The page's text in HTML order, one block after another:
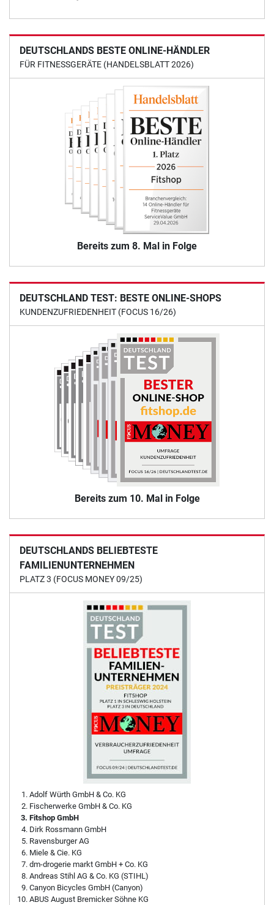
DEUTSCHLANDS BESTE ONLINE-HÄNDLER
FÜR FITNESSGERÄTE (HANDELSBLATT 2026)
Bereits zum 8. Mal in Folge
DEUTSCHLAND TEST: BESTE ONLINE-SHOPS
KUNDENZUFRIEDENHEIT (FOCUS 16/26)
Bereits zum 10. Mal in Folge
DEUTSCHLANDS BELIEBTESTE
FAMILIENUNTERNEHMEN
PLATZ 3 (FOCUS MONEY 09/25)
Adolf Würth GmbH & Co. KG
Fischerwerke GmbH & Co. KG
Fitshop GmbH
Dirk Rossmann GmbH
Ravensburger AG
Miele & Cie. KG
dm-drogerie markt GmbH + Co. KG
Andreas Stihl AG & Co. KG (STIHL)
Canyon Bicycles GmbH (Canyon)
ABUS August Bremicker Söhne KG